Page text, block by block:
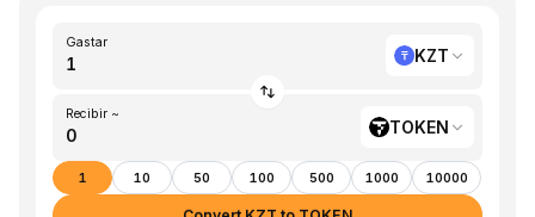
Gastar
KZT
Recibir ~
TOKEN
1 10 50 100 500 1000 10000